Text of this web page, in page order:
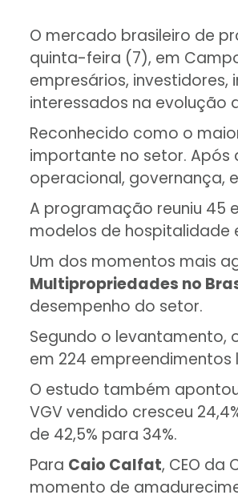
O mercado brasileiro de
quinta-feira (7), em
empresários,
interessados na evolução
Reconhecido como o
importante no setor.
operacional, governança,
A programação reuniu 45
modelos de hospitalidade
Um dos momentos mais
Multipropriedades no
desempenho do setor.
Segundo o levantamento,
em 224 empreendimentos
O estudo também
VGV vendido cresceu
de 42,5% para 34%.
Para Caio Calfat, CEO da
momento de